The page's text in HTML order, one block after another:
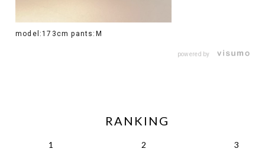
model:173cm pants:M
powered by
RANKING